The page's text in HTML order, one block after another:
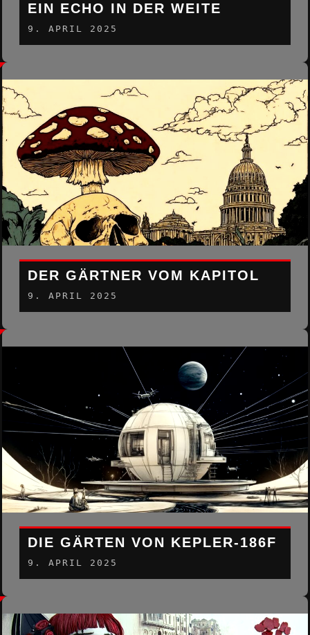
EIN ECHO IN DER WEITE
9. APRIL 2025
DER GÄRTNER VOM KAPITOL
9. APRIL 2025
DIE GÄRTEN VON KEPLER-186F
9. APRIL 2025